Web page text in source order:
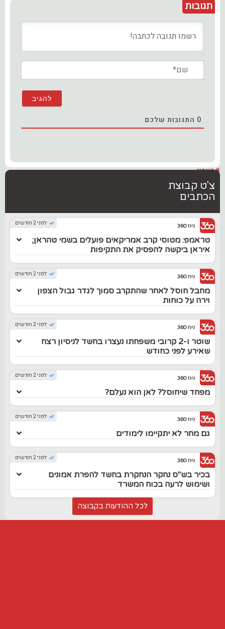
תגובות
0 התגובות שלכם
#בארץ
צ'ט קבוצת
הכתבים
לפני 2 חודשים ניוז 360
טראמפ: מטוסי קרב אמריקאים פועלים בשמי טהראן;
איראן ביקשה להפסיק את התקיפות
לפני 2 חודשים ניוז 360
מחבל חוסל לאחר שהתקרב סמוך לגדר גבול הצפון
וירה על כוחות
לפני 2 חודשים ניוז 360
שוטר ו-2 קרובי משפחתו נעצרו בחשד לניסיון רצח
שאירע לפני כחודש
לפני 2 חודשים ניוז 360
מפחד שיחוסל? לאן הוא נעלם?
לפני 2 חודשים ניוז 360
גם מחר לא יתקיימו לימודים
לפני 2 חודשים ניוז 360
בכיר בש"ס נחקר הנחקרת בחשד להפרת אמונים
ושימוש לרעה בכוח המשרד
לכל ההודעות בקבוצה